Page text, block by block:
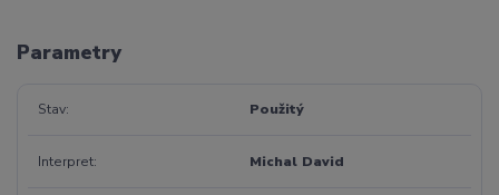
Parametry
Stav Použitý
Interpret Michal David